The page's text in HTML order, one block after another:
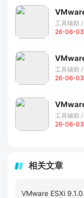
工具辅助
26-06-03
工具辅助
26-06-03
工具辅助
26-06-03
相关文章
VMware ESXi